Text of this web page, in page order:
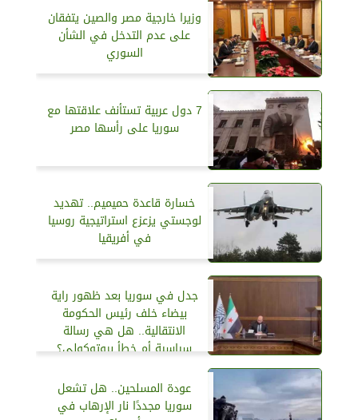
وزيرا خارجية مصر والصين يتفقان
على عدم التدخل في الشأن
السوري
7 دول عربية تستأنف علاقتها مع
سوريا على رأسها مصر
خسارة قاعدة حميميم.. تهديد
لوجستي يزعزع استراتيجية روسيا
في أفريقيا
جدل في سوريا بعد ظهور راية
بيضاء خلف رئيس الحكومة
الانتقالية.. هل هي رسالة
سياسية أم خطأ بروتوكولي؟
عودة المسلحين.. هل تشعل
سوريا مجددًا نار الإرهاب في